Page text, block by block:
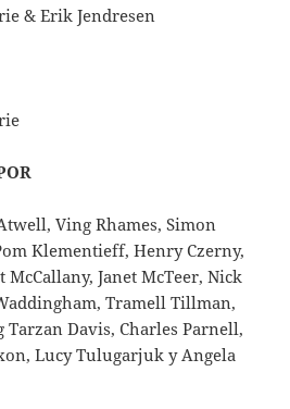
& Erik Jendresen
Ving Rhames, Simon
Klementieff, Henry Czerny,
Janet McTeer, Nick
Tramell Tillman,
Tarzan Davis, Charles Parnell,
Lucy Tulugarjuk y Angela